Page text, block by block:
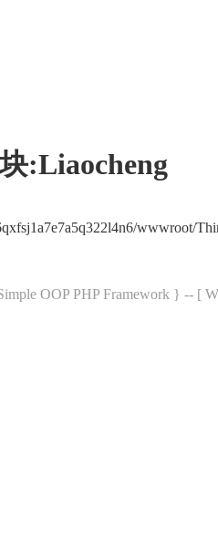
:Liaocheng
wwwroot/
OOP PHP Framework } -- [